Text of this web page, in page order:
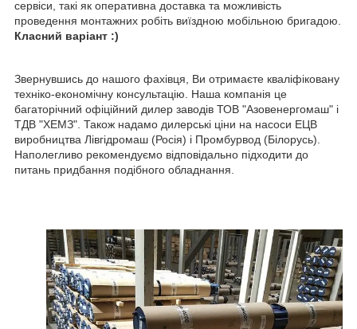
сервіси, такі як оперативна доставка та можливість
проведення монтажних робіть виїздною мобільною бригадою.
Класний варіант :)
Звернувшись до нашого фахівця, Ви отримаєте кваліфіковану
техніко-економічну консультацію. Наша компанія це
багаторічний офіційний дилер заводів ТОВ "Азовенергомаш" і
ТДВ "ХЕМЗ". Також надамо дилерські ціни на насоси ЕЦВ
виробництва Лівгідромаш (Росія) і Промбурвод (Білорусь).
Наполегливо рекомендуємо відповідально підходити до
питань придбання подібного обладнання.